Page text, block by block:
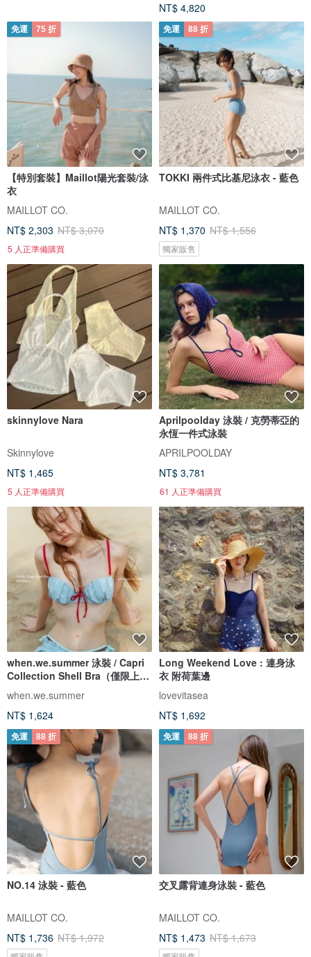
NT$ 4,820
免運 75 折
【特別套裝】Maillot陽光套裝/泳
衣
MAILLOT CO.
NT$ 2,303 NT$ 3,070
5 人正準備購買
免運 88 折
TOKKI 兩件式比基尼泳衣 - 藍色
MAILLOT CO.
NT$ 1,370 NT$ 1,556
獨家販售
skinnylove Nara
Skinnylove
NT$ 1,465
5 人正準備購買
Aprilpoolday 泳裝 / 克勞蒂亞的
永恆一件式泳裝
APRILPOOLDAY
NT$ 3,781
61 人正準備購買
when.we.summer 泳裝 / Capri
Collection Shell Bra（僅限上
衣）
when.we.summer
NT$ 1,624
Long Weekend Love : 連身泳
衣 附荷葉邊
lovevitasea
NT$ 1,692
免運 88 折
NO.14 泳裝 - 藍色
MAILLOT CO.
NT$ 1,736 NT$ 1,972
免運 88 折
交叉露背連身泳裝 - 藍色
MAILLOT CO.
NT$ 1,473 NT$ 1,673